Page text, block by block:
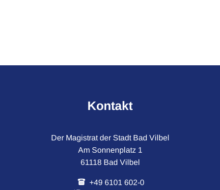
Kontakt
Der Magistrat der Stadt Bad Vilbel
Am Sonnenplatz 1
61118 Bad Vilbel
+49 6101 602-0